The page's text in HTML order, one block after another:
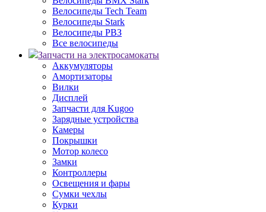
Велосипеды Tech Team
Велосипеды Stark
Велосипеды РВЗ
Все велосипеды
Запчасти на электросамокаты
Аккумуляторы
Амортизаторы
Вилки
Дисплей
Запчасти для Kugoo
Зарядные устройства
Камеры
Покрышки
Мотор колесо
Замки
Контроллеры
Освещения и фары
Сумки чехлы
Курки